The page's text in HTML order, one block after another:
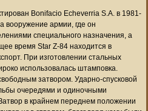
Bonifacio Echeverria S.A. в 1981-
вооружение армии, где он
специального назначения, а
время Star Z-84 находится в
При изготовлении стальных
использовалась штамповка.
затвором. Ударно-спусковой
очередями и одиночными
в крайнем переднем положении